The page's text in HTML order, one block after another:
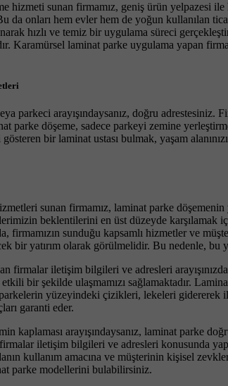
hizmeti sunan firmamız, geniş ürün yelpazesi
onları hem evler hem de yoğun kullanılan
hızlı ve temiz bir uygulama süreci
Karamürsel laminat parke uygulama yapan
parkeci arayışındaysanız, doğru
parke döşeme, sadece parkeyi zemine
bir laminat ustası bulmak, yaşam
sunan firmamız, laminat parke döşemenin
beklentilerini en üst düzeyde
firmamızın sunduğu kapsamlı hizmetler ve
bir yatırım olarak görülmelidir. Bu nedenle,
firmalar iletişim bilgileri ve adresleri
bir şekilde ulaşmamızı sağlamaktadır.
yüzeyindeki çizikleri, lekeleri gidererek
garanti eder.
kaplaması arayışındaysanız, laminat parke
iletişim bilgileri ve adresleri konusunda
kullanım amacına ve müşterinin kişisel
parke modellerini bulabilirsiniz.